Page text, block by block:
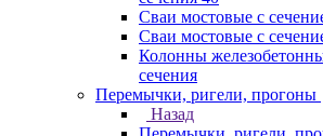
Сваи мостовые с
Сваи мостовые с
Колонны
сечения
Перемычки, ригели, прогоны
Назад